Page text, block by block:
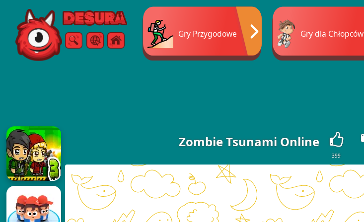
Free Online Games
SzukajMenu
Gry Przygodowe Gry dla Chłopców
Zombie Tsunami Online
399